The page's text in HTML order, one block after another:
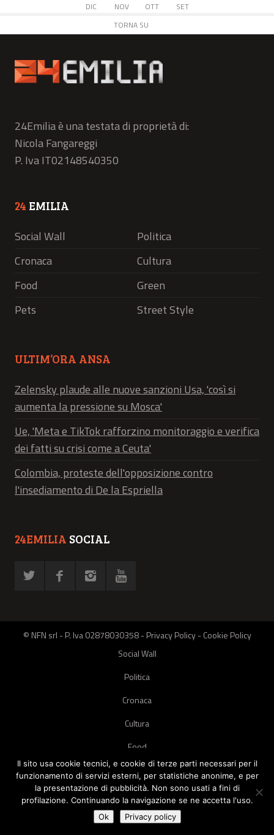
DIC NOV OTT
SET
TORNA SU
24Emilia è una testata di proprietà di:
Nicola Fangareggi
P. Iva IT02148540350
24 EMILIA
Social Wall
Politica
Cronaca
Cultura
Food
Green
Pets
Street Style
ULTIM’ORA ANSA
Zelensky plaude alle nuove sanzioni Usa, 'così si
aumenta la pressione su Mosca'
Ue, 'Meta e TikTok rafforzino monitoraggio e verifica
dei fatti su crisi come a Ceuta'
Colombia, proteste dell'opposizione contro
l'insediamento di De la Espriella
24EMILIA SOCIAL
© NFN srl - P. Iva 02878030358 -Privacy Policy-Cookie Policy
Social Wall
Politica
Cronaca
Cultura
Food
Green
Pets
Street Style
Il sito usa cookie tecnici, e cookie di terze parti necessari per il
funzionamento di servizi esterni, per statistiche anonime, e per
la presentazione di pubblicità. Non sono usati a fini di
profilazione. Continuando la navigazione se ne accetta l'uso.
Ok
Privacy policy